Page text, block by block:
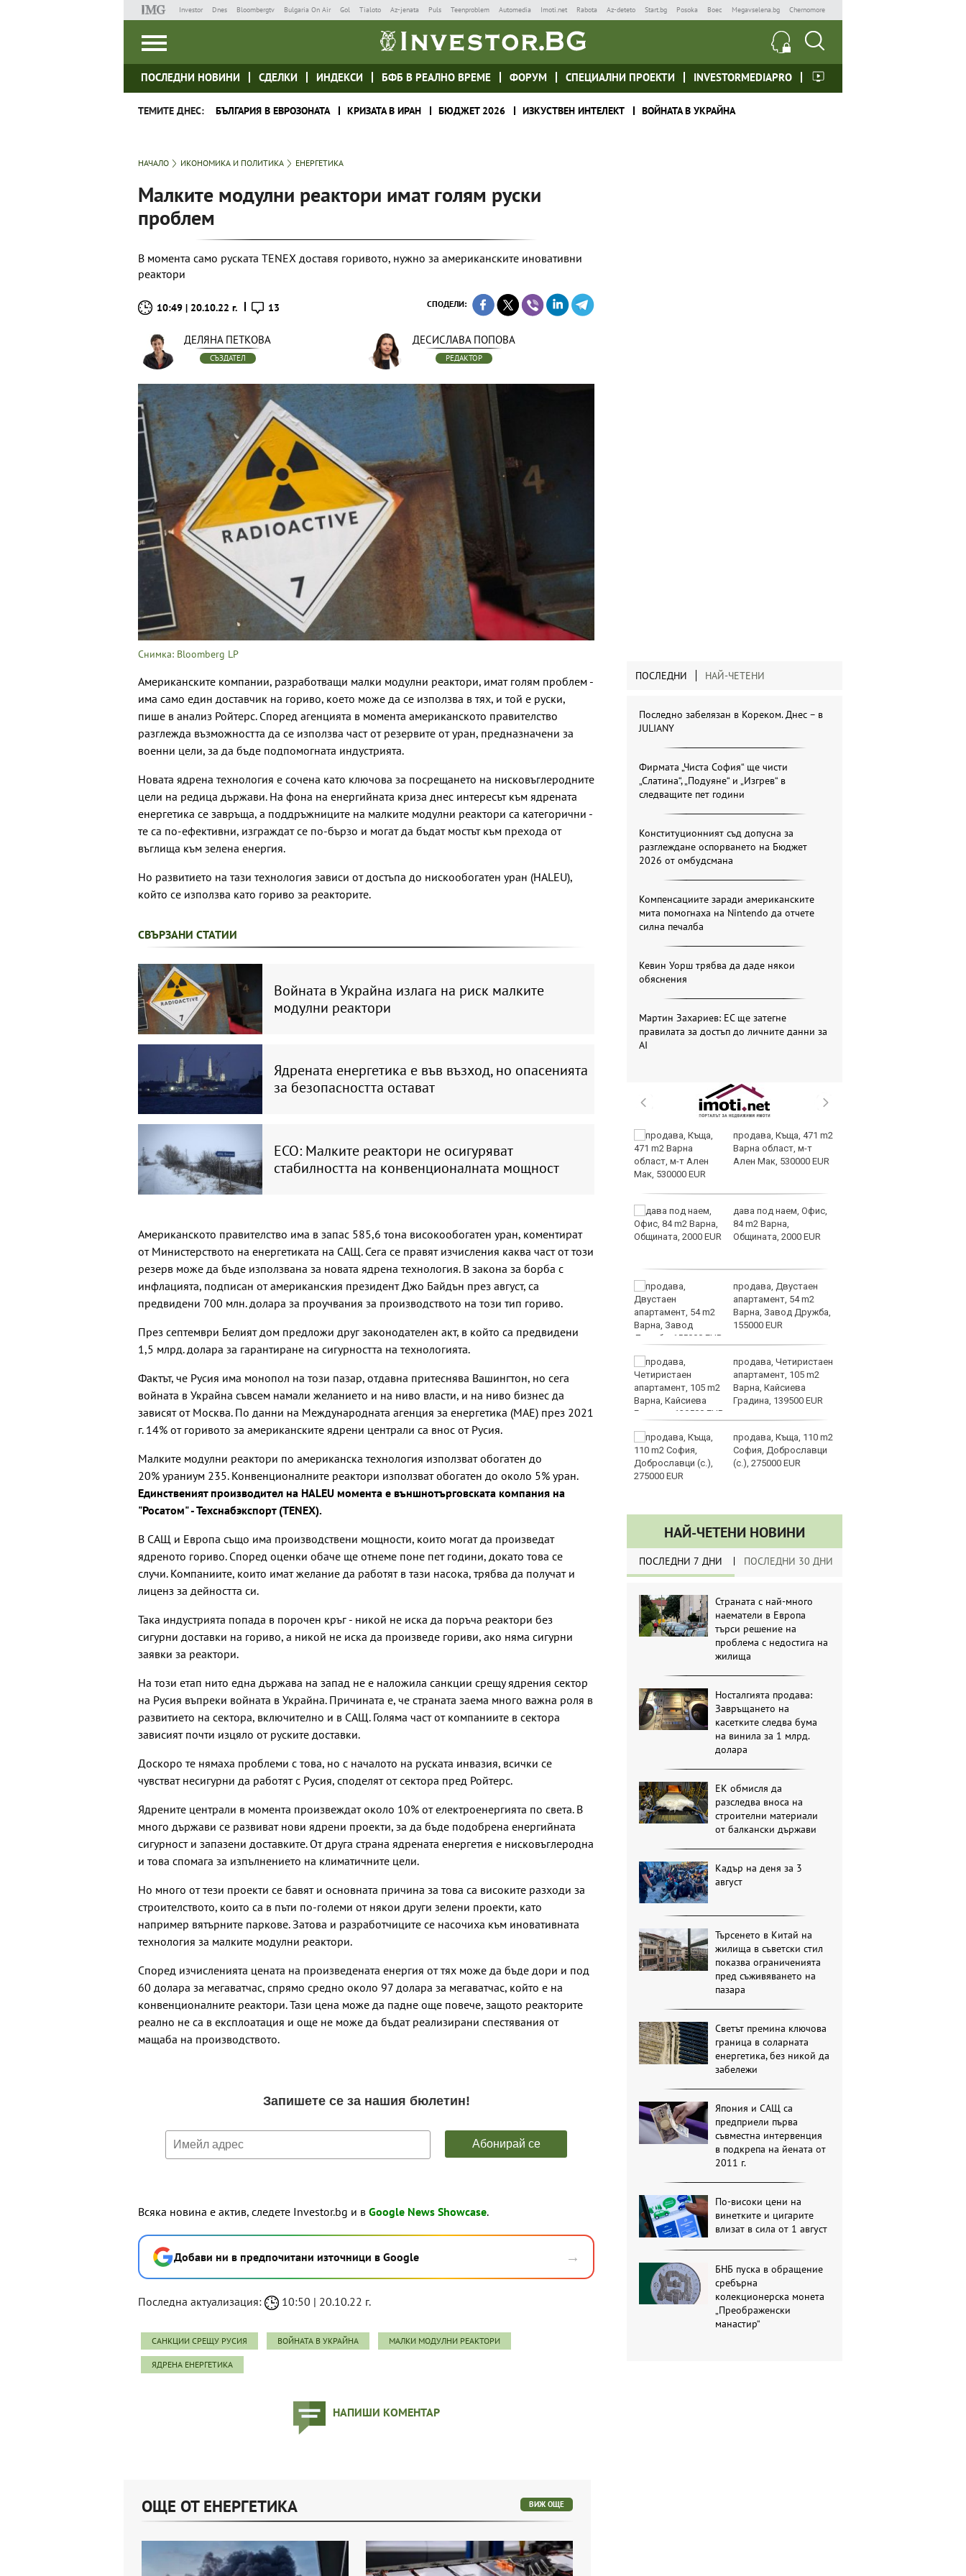
Investor Dnes Bloombergtv Bulgaria On Air Gol Tialoto Az-jenata Puls Teenproblem Automedia Imoti.net Rabota Az-deteto Start.bg Posoka Boec Megavselena.bg Chernomore
ПОСЛЕДНИ НОВИНИ СДЕЛКИ ИНДЕКСИ БФБ В РЕАЛНО ВРЕМЕ ФОРУМ СПЕЦИАЛНИ ПРОЕКТИ INVESTORMEDIAPRO
ТЕМИТЕ ДНЕС: БЪЛГАРИЯ В ЕВРОЗОНАТА КРИЗАТА В ИРАН БЮДЖЕТ 2026 ИЗКУСТВЕН ИНТЕЛЕКТ ВОЙНАТА В УКРАЙНА
НАЧАЛО ИКОНОМИКА И ПОЛИТИКА ЕНЕРГЕТИКА
Малките модулни реактори имат голям руски
проблем
В момента само руската TENEX доставя горивото, нужно за американските иновативни
реактори
10:49 | 20.10.22 г. 13 СПОДЕЛИ:
ДЕЛЯНА ПЕТКОВА
СЪЗДАТЕЛ
ДЕСИСЛАВА ПОПОВА
РЕДАКТОР
Снимка: Bloomberg LP
Американските компании, разработващи малки модулни реактори, имат голям проблем -
има само един доставчик на гориво, което може да се използва в тях, и той е руски,
пише в анализ Ройтерс. Според агенцията в момента американското правителство
разглежда възможността да се използва част от резервите от уран, предназначени за
военни цели, за да бъде подпомогната индустрията.
Новата ядрена технология е сочена като ключова за посрещането на нисковъглеродните
цели на редица държави. На фона на енергийната криза днес интересът към ядрената
енергетика се завръща, а поддръжниците на малките модулни реактори са категорични -
те са по-ефективни, изграждат се по-бързо и могат да бъдат мостът към прехода от
въглища към зелена енергия.
Но развитието на тази технология зависи от достъпа до нискообогатен уран (HALEU),
който се използва като гориво за реакторите.
СВЪРЗАНИ СТАТИИ
Войната в Украйна излага на риск малките
модулни реактори
Ядрената енергетика е във възход, но опасенията
за безопасността остават
ЕСО: Малките реактори не осигуряват
стабилността на конвенционалната мощност
Американското правителство има в запас 585,6 тона високообогатен уран, коментират
от Министерството на енергетиката на САЩ. Сега се правят изчисления каква част от този
резерв може да бъде използвана за новата ядрена технология. В закона за борба с
инфлацията, подписан от американския президент Джо Байдън през август, са
предвидени 700 млн. долара за проучвания за производството на този тип гориво.
През септември Белият дом предложи друг законодателен акт, в който са предвидени
1,5 млрд. долара за гарантиране на сигурността на технологията.
Фактът, че Русия има монопол на този пазар, отдавна притеснява Вашингтон, но сега
войната в Украйна съвсем намали желанието и на ниво власти, и на ниво бизнес да
зависят от Москва. По данни на Международната агенция за енергетика (МАЕ) през 2021
г. 14% от горивото за американските ядрени централи са внос от Русия.
Малките модулни реактори по американска технология използват обогатен до
20% ураниум 235. Конвенционалните реактори използват обогатен до около 5% уран.
Единственият производител на HALEU момента е външнотърговската компания на
"Росатом" - Техснабэкспорт (TENEX).
В САЩ и Европа също има производствени мощности, които могат да произведат
ядреното гориво. Според оценки обаче ще отнеме поне пет години, докато това се
случи. Компаниите, които имат желание да работят в тази насока, трябва да получат и
лиценз за дейността си.
Така индустрията попада в порочен кръг - никой не иска да поръча реактори без
сигурни доставки на гориво, а никой не иска да произведе гориви, ако няма сигурни
заявки за реактори.
На този етап нито една държава на запад не е наложила санкции срещу ядрения сектор
на Русия въпреки войната в Украйна. Причината е, че страната заема много важна роля в
развитието на сектора, включително и в САЩ. Голяма част от компаниите в сектора
зависият почти изцяло от руските доставки.
Доскоро те нямаха проблеми с това, но с началото на руската инвазия, всички се
чувстват несигурни да работят с Русия, споделят от сектора пред Ройтерс.
Ядрените централи в момента произвеждат около 10% от електроенергията по света. В
много държави се развиват нови ядрени проекти, за да бъде подобрена енергийната
сигурност и запазени доставките. От друга страна ядрената енергетия е нисковъглеродна
и това спомага за изпълнението на климатичните цели.
Но много от тези проекти се бавят и основната причина за това са високите разходи за
строителството, които са в пъти по-големи от някои други зелени проекти, като
например вятърните паркове. Затова и разработчиците се насочиха към иновативната
технология за малките модулни реактори.
Според изчисленията цената на произведената енергия от тях може да бъде дори и под
60 долара за мегаватчас, спрямо средно около 97 долара за мегаватчас, който е на
конвенционалните реактори. Тази цена може да падне още повече, защото реакторите
реално не са в експлоатация и още не може да бъдат реализирани спестявания от
мащаба на производството.
Всяка новина е актив, следете Investor.bg и в Google News Showcase.
Добави ни в предпочитани източници в Google →
Последна актуализация: 10:50 | 20.10.22 г.
САНКЦИИ СРЕЩУ РУСИЯ ВОЙНАТА В УКРАЙНА МАЛКИ МОДУЛНИ РЕАКТОРИ
ЯДРЕНА ЕНЕРГЕТИКА
НАПИШИ КОМЕНТАР
ПОСЛЕДНИ НАЙ-ЧЕТЕНИ
Последно забелязан в Кореком. Днес – в
JULIANY
Фирмата „Чиста София“ ще чисти
„Слатина“, „Подуяне“ и „Изгрев“ в
следващите пет години
Конституционният съд допусна за
разглеждане оспорването на Бюджет
2026 от омбудсмана
Компенсациите заради американските
мита помогнаха на Nintendo да отчете
силна печалба
Кевин Уорш трябва да даде някои
обяснения
Мартин Захариев: ЕС ще затегне
правилата за достъп до личните данни за
AI
задържане под
младежи след
конкурс „Бъди звезда“
във Варна
Футболен национал на
Уганда загина след
нападение
Варна с кампания
клубове
по Черноморието е с
нарушения
продава, Къща, 471 m2
Варна област, м-т
Ален Мак, 530000 EUR
дава под наем, Офис,
84 m2 Варна,
Общината, 2000 EUR
продава, Двустаен
апартамент, 54 m2
Варна, Завод Дружба,
155000 EUR
продава, Четиристаен
апартамент, 105 m2
Варна, Кайсиева
Градина, 139500 EUR
продава, Къща, 110 m2
София, Доброславци
(с.), 275000 EUR
НАЙ-ЧЕТЕНИ НОВИНИ
ПОСЛЕДНИ 7 ДНИ ПОСЛЕДНИ 30 ДНИ
Страната с най-много
наематели в Европа
търси решение на
проблема с недостига на
жилища
Носталгията продава:
Завръщането на
касетките следва бума
на винила за 1 млрд.
долара
ЕК обмисля да
разследва вноса на
строителни материали
от балкански държави
Кадър на деня за 3
август
Търсенето в Китай на
жилища в съветски стил
показва ограниченията
пред съживяването на
пазара
Светът премина ключова
граница в соларната
енергетика, без никой да
забележи
Япония и САЩ са
предприели първа
съвместна интервенция
в подкрепа на йената от
2011 г.
По-високи цени на
винетките и цигарите
влизат в сила от 1 август
БНБ пуска в обращение
сребърна
колекционерска монета
„Преображенски
манастир“
ОЩЕ ОТ ЕНЕРГЕТИКА ВИЖ ОЩЕ